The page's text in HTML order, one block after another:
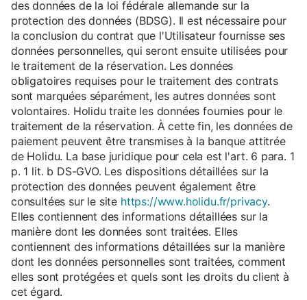
des données de la loi fédérale allemande sur la
protection des données (BDSG). Il est nécessaire pour
la conclusion du contrat que l'Utilisateur fournisse ses
données personnelles, qui seront ensuite utilisées pour
le traitement de la réservation. Les données
obligatoires requises pour le traitement des contrats
sont marquées séparément, les autres données sont
volontaires. Holidu traite les données fournies pour le
traitement de la réservation. À cette fin, les données de
paiement peuvent être transmises à la banque attitrée
de Holidu. La base juridique pour cela est l'art. 6 para. 1
p. 1 lit. b DS-GVO. Les dispositions détaillées sur la
protection des données peuvent également être
consultées sur le site https://www.holidu.fr/privacy.
Elles contiennent des informations détaillées sur la
manière dont les données sont traitées. Elles
contiennent des informations détaillées sur la manière
dont les données personnelles sont traitées, comment
elles sont protégées et quels sont les droits du client à
cet égard.